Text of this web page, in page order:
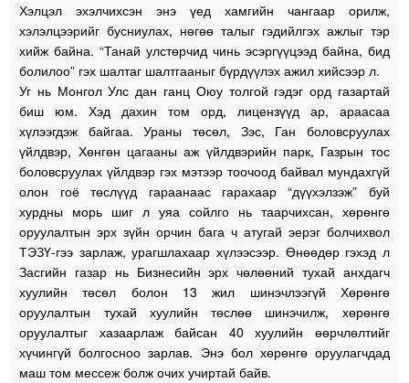
Хэлцэл эхэлчихсэн энэ үед хамгийн чангаар орилж,
хэлэлцээрийг бусниулах, нөгөө талыг гэдийлгэх ажлыг тэр
хийж байна. “Танай улстөрчид чинь эсэргүүцээд байна, бид
болилоо” гэх шалтаг шалтгааныг бүрдүүлэх ажил хийсээр л.
Уг нь Монгол Улс дан ганц Оюу толгой гэдэг орд газартай
биш юм. Хэд дахин том орд, лицензүүд ар, араасаа
хүлээгдэж байгаа. Ураны төсөл, Зэс, Ган боловсруулах
үйлдвэр, Хөнгөн цагааны аж үйлдвэрийн парк, Газрын тос
боловсруулах үйлдвэр гэх мэтээр тоочоод байвал мундахгүй
олон гоё төслүүд гараанаас гарахаар “дүүхэлзэж” буй
хурдны морь шиг л уяа сойлго нь таарчихсан, хөрөнгө
оруулалтын эрх зүйн орчин бага ч атугай эерэг болчихвол
ТЭЗҮ-гээ зарлаж, урагшлахаар хүлээсээр. Өнөөдөр гэхэд л
Засгийн газар нь Бизнесийн эрх чөлөөний тухай анхдагч
хуулийн төсөл болон 13 жил шинэчлээгүй Хөрөнгө
оруулалтын тухай хуулийн төслөө шинэчилж, хөрөнгө
оруулалтыг хазаарлаж байсан 40 хуулийн өөрчлөлтийг
хүчингүй болгосноо зарлав. Энэ бол хөрөнгө оруулагчдад
маш том мессеж болж очих учиртай байв.